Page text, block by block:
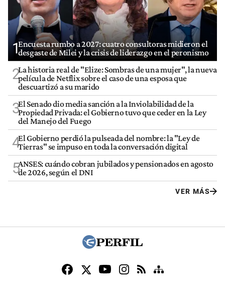
1Encuesta rumbo a 2027: cuatro consultoras midieron el
desgaste de Milei y la crisis de liderazgo en el peronismo
2La historia real de "Elize: Sombras de una mujer", la nueva
película de Netflix sobre el caso de una esposa que
descuartizó a su marido
3El Senado dio media sanción a la Inviolabilidad de la
Propiedad Privada: el Gobierno tuvo que ceder en la Ley
del Manejo del Fuego
4El Gobierno perdió la pulseada del nombre: la "Ley de
Tierras" se impuso en toda la conversación digital
5ANSES: cuándo cobran jubilados y pensionados en agosto
de 2026, según el DNI
VER MÁS